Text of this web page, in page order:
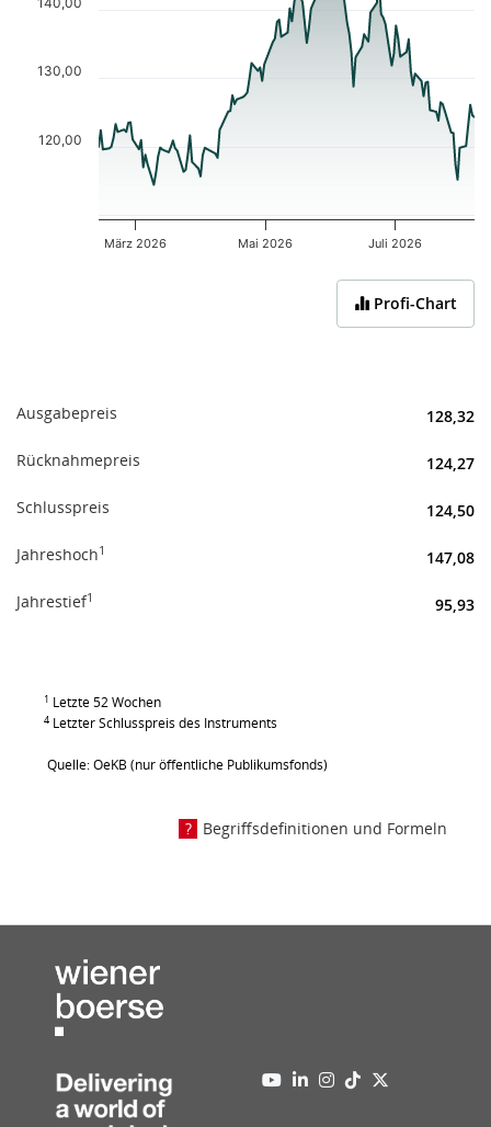
The chart has 1 Y axis displaying values. Data ranges from
März 2026 Mai 2026 Juli 2026
120,00
130,00
Profi-Chart
Ausgabepreis 128,32
Rücknahmepreis 124,27
Schlusspreis 124,50
Jahreshoch1 147,08
Jahrestief1 95,93
1 Letzte 52 Wochen
4 Letzter Schlusspreis des Instruments
Quelle: OeKB (nur öffentliche Publikumsfonds)
Begriffsdefinitionen und Formeln